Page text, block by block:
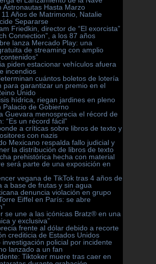
Astronautas Hasta Marzo
Años de Matrimonio, Natalie
Separarse
Friedkin, director de “El exorcista”
Connection”, a los 87 años
lanza Mercado Play: una
de streaming con amplio
piden estacionar vehículos afuera
incendios
cuántos boletos de lotería
para garantizar un premio en el
Unido
hídrica, riegan jardines en pleno
Palacio de Gobierno
Guevara menosprecia el récord de
“Es un récord fácil”
a críticas sobre libros de texto y
con nazis
Mexicano respalda fallo judicial y
la distribución de libros de texto
prehistórica hecha con material
será parte de una exposición en
vegana de TikTok tras 4 años de
a base de frutas y sin agua
denuncia violación en grupo
Eiffel en París: se abre
se une a las icónicas Bratz® en una
y exclusiva”
frente al dólar debido a recorte
crediticia de Estados Unidos
investigación policial por incidente
lanzado a un fan
Tiktoker muere tras caer en